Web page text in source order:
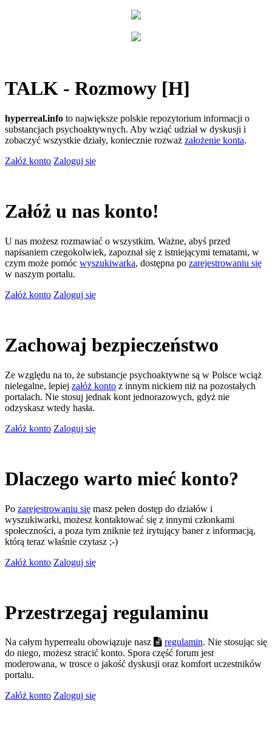
TALK - Rozmowy [H]
hyperreal.info to największe polskie repozytorium informacji o
substancjach psychoaktywnych. Aby wziąć udział w dyskusji i
zobaczyć wszystkie działy, koniecznie rozważ założenie konta.
Załóż konto Zaloguj się
Załóż u nas konto!
U nas możesz rozmawiać o wszystkim. Ważne, abyś przed
napisaniem czegokolwiek, zapoznał się z istniejącymi tematami, w
czym może pomóc wyszukiwarka, dostępna po zarejestrowaniu się
w naszym portalu.
Załóż konto Zaloguj się
Zachowaj bezpieczeństwo
Ze względu na to, że substancje psychoaktywne są w Polsce wciąż
nielegalne, lepiej załóż konto z innym nickiem niż na pozostałych
portalach. Nie stosuj jednak kont jednorazowych, gdyż nie
odzyskasz wtedy hasła.
Załóż konto Zaloguj się
Dlaczego warto mieć konto?
Po zarejestrowaniu się masz pełen dostęp do działów i
wyszukiwarki, możesz kontaktować się z innymi członkami
społeczności, a poza tym zniknie też irytujący baner z informacją,
którą teraz właśnie czytasz ;-)
Załóż konto Zaloguj się
Przestrzegaj regulaminu
Na całym hyperrealu obowiązuje nasz regulamin. Nie stosując się
do niego, możesz stracić konto. Spora część forum jest
moderowana, w trosce o jakość dyskusji oraz komfort uczestników
portalu.
Załóż konto Zaloguj się